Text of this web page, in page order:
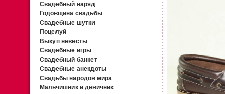
Свадебный наряд
Годовщина свадьбы
Свадебные шутки
Поцелуй
Выкуп невесты
Свадебные игры
Свадебный банкет
Свадебные анекдоты
Свадьбы народов мира
Мальчишник и девичник